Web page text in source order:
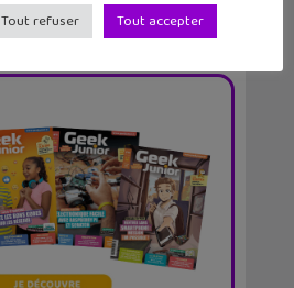
Tout refuser Tout accepter